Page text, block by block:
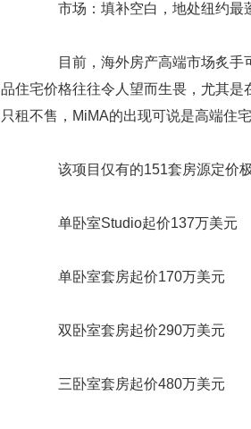
市场：填补空白，地处纽约最
目前，海外房产高端市场炙手
品住宅价格往往令人望而生畏，尤其
只租不售，MiMA的出现可说是高端住
该项目仅有的151套房源定价极
单卧室Studio起价137万美元
单卧室套房起价170万美元
双卧室套房起价290万美元
三卧室套房起价480万美元